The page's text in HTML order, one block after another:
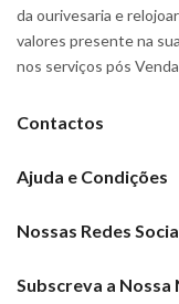
da ourivesaria e
valores presente na
nos serviços pós Venda
Contactos
Ajuda e Condições
Nossas Redes
Subscreva a